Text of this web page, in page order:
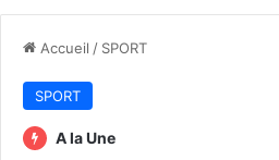
Accueil / SPORT
SPORT
A la Une